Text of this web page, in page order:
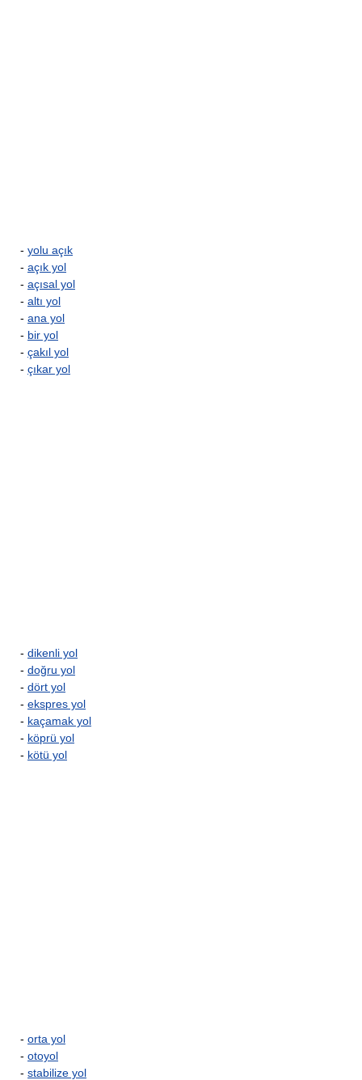
- yolu açık
- açık yol
- açısal yol
- altı yol
- ana yol
- bir yol
- çakıl yol
- çıkar yol
- dikenli yol
- doğru yol
- dört yol
- ekspres yol
- kaçamak yol
- köprü yol
- kötü yol
- orta yol
- otoyol
- stabilize yol